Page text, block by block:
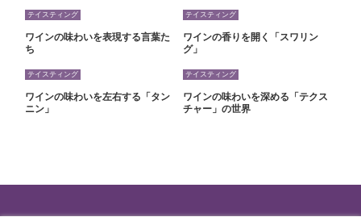
テイスティング
ワインの味わいを表現する言葉た
ち
テイスティング
ワインの香りを開く「スワリン
グ」
テイスティング
ワインの味わいを左右する「タン
ニン」
テイスティング
ワインの味わいを深める「テクス
チャー」の世界